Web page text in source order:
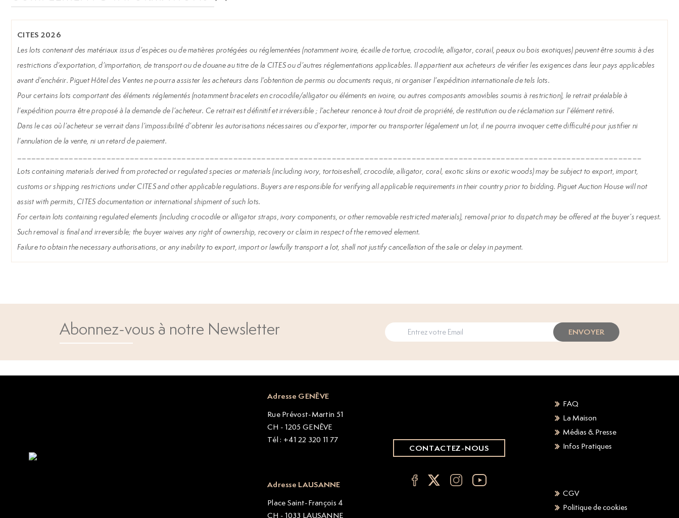
CITES 2026
Les lots contenant des matériaux issus d’espèces ou de matières protégées ou réglementées (notamment ivoire, écaille de tortue, crocodile, alligator, corail, peaux ou bois exotiques) peuvent être soumis à des
restrictions d’exportation, d’importation, de transport ou de douane au titre de la CITES ou d’autres réglementations applicables. Il appartient aux acheteurs de vérifier les exigences dans leur pays applicables
avant d’enchérir. Piguet Hôtel des Ventes ne pourra assister les acheteurs dans l’obtention de permis ou documents requis, ni organiser l’expédition internationale de tels lots.
Pour certains lots comportant des éléments réglementés (notamment bracelets en crocodile/alligator ou éléments en ivoire, ou autres composants amovibles soumis à restriction), le retrait préalable à
l’expédition pourra être proposé à la demande de l’acheteur. Ce retrait est définitif et irréversible ; l’acheteur renonce à tout droit de propriété, de restitution ou de réclamation sur l’élément retiré.
Dans le cas où l’acheteur se verrait dans l’impossibilité d’obtenir les autorisations nécessaires ou d’exporter, importer ou transporter légalement un lot, il ne pourra invoquer cette difficulté pour justifier ni
l’annulation de la vente, ni un retard de paiement.
Lots containing materials derived from protected or regulated species or materials (including ivory, tortoiseshell, crocodile, alligator, coral, exotic skins or exotic woods) may be subject to export, import,
customs or shipping restrictions under CITES and other applicable regulations. Buyers are responsible for verifying all applicable requirements in their country prior to bidding. Piguet Auction House will not
assist with permits, CITES documentation or international shipment of such lots.
For certain lots containing regulated elements (including crocodile or alligator straps, ivory components, or other removable restricted materials), removal prior to dispatch may be offered at the buyer’s request.
Such removal is final and irreversible; the buyer waives any right of ownership, recovery or claim in respect of the removed element.
Failure to obtain the necessary authorisations, or any inability to export, import or lawfully transport a lot, shall not justify cancellation of the sale or delay in payment.
Abonnez-vous à notre Newsletter ENVOYER
Adresse GENÈVE
Rue Prévost-Martin 51
CH - 1205 GENÈVE
Tél : +41 22 320 11 77
Adresse LAUSANNE
Place Saint-François 4
CH - 1033 LAUSANNE
CONTACTEZ-NOUS
FAQ
La Maison
Médias & Presse
Infos Pratiques
CGV
Politique de cookies